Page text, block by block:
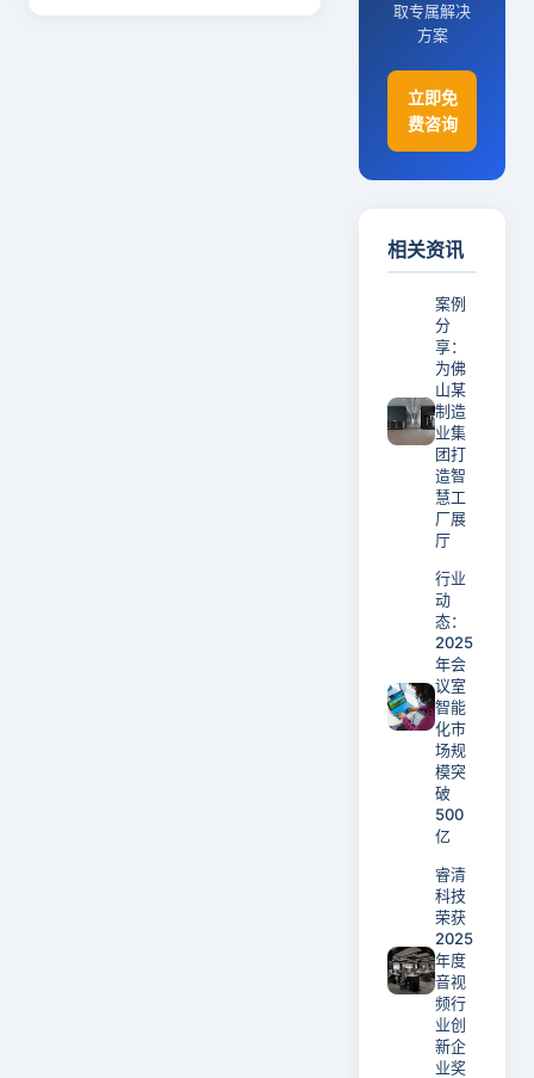
取专属解决
方案
立即免
费咨询
相关资讯
案例
分
享：
为佛
山某
制造
业集
团打
造智
慧工
厂展
厅
行业
动
态：
2025
年会
议室
智能
化市
场规
模突
破
500
亿
睿清
科技
荣获
2025
年度
音视
频行
业创
新企
业奖